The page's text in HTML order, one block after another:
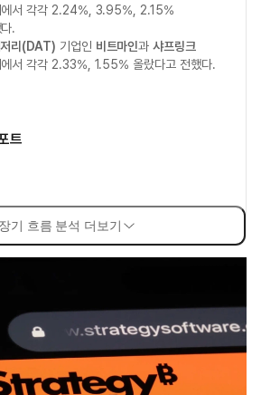
에서 각각 2.24%, 3.95%, 2.15%
.
저리(DAT) 기업인 비트마인과샤프링크
에서 각각 2.33%, 1.55% 올랐다고 전했다.
트
기 흐름 분석 더보기